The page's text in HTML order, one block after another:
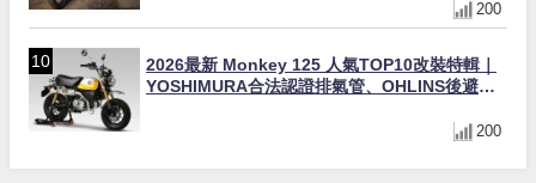
200
2026最新 Monkey 125 人氣TOP10改裝特輯｜
YOSHIMURA合法認證排氣管、OHLINS後避
200